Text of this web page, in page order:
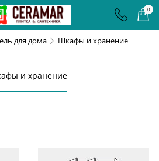
0
для дома Шкафы и хранение
и хранение